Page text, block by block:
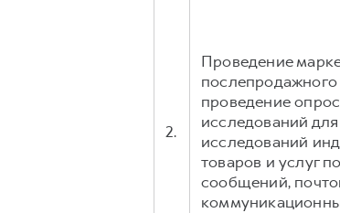
2.
Проведение
послепродажного
проведение
исследований
исследований
товаров и услуг
сообщений,